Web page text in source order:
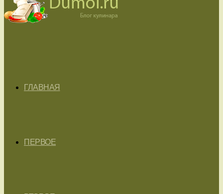
ГЛАВНАЯ
ПЕРВОЕ